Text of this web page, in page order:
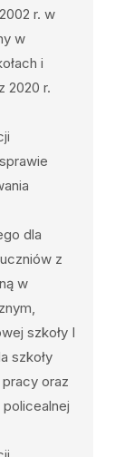
r. w
w
i
2020 r.
dla
z
w
szkoły I
szkoły
oraz
policealnej